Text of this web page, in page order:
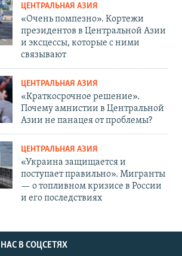
ЦЕНТРАЛЬНАЯ АЗИЯ
«Очень помпезно». Кортежи
президентов в Центральной Азии
и эксцессы, которые с ними
связывают
ЦЕНТРАЛЬНАЯ АЗИЯ
«Краткосрочное решение».
Почему амнистии в Центральной
Азии не панацея от проблемы?
ЦЕНТРАЛЬНАЯ АЗИЯ
«Украина защищается и
поступает правильно». Мигранты
— о топливном кризисе в России
и его последствиях
В СОЦСЕТЯХ